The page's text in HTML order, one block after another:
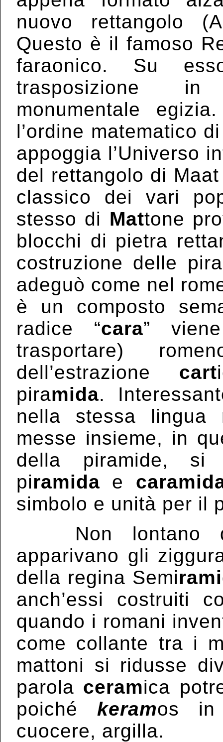
nuovo rettangolo
Questo è il famoso
faraonico. Su
trasposizione in
monumentale
l’ordine matematico
appoggia l’Universo
del rettangolo di
classico dei vari
stesso di Mattone
blocchi di pietra
costruzione delle
adeguò come nel
è un composto
radice “cara”
trasportare)
dell’estrazione cart
piramida.
nella stessa lingua
messe insieme, in
della piramide, si
piramida e
simbolo e unità per il
Non lontano
apparivano gli
della regina Semi
anch’essi costruiti
quando i romani
come collante tra i
mattoni si ridusse
parola ceramica
poiché keramos in
cuocere, argilla.